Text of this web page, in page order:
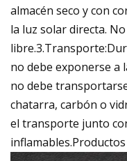
almacén seco y con
la luz solar directa.
no debe exponerse a
no debe
chatarra, carbón o
el transporte junto